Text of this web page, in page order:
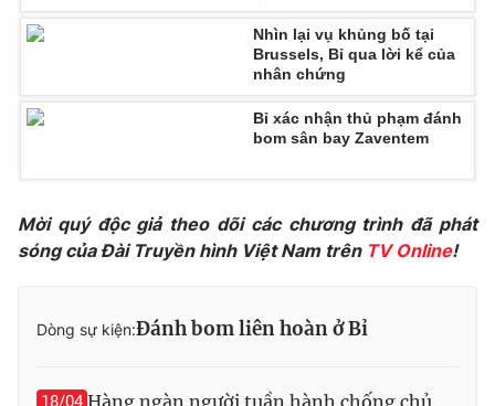
Giải sao mai
Làm đẹp
Tuyển sinh
Hitech Công nghệ tương lai
Tư vấn
Giao lưu trực tuyến
Lịch phát sóng
Chuyên mục khác
Nhìn lại vụ khủng bố tại
Brussels, Bỉ qua lời kể của
nhân chứng
Bỉ xác nhận thủ phạm đánh
bom sân bay Zaventem
Mời quý độc giả theo dõi các chương trình đã phát
sóng của Đài Truyền hình Việt Nam trên TV Online!
Dòng sự kiện:Đánh bom liên hoàn ở Bỉ
18/04 Hàng ngàn người tuần hành chống chủ